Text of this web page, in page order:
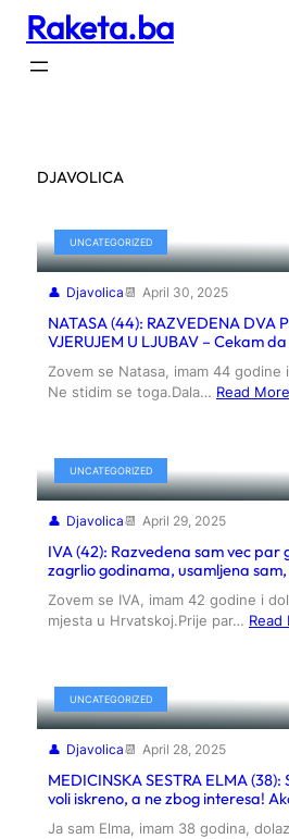
Skip
content
Raketa.ba
DJAVOLICA
UNCATEGORIZED
Djavolica April 30, 2025
NATASA (44): RAZVEDENA DVA
VJERUJEM U LJUBAV – Cekam
Zovem se Natasa, imam 44 godine
Ne stidim se toga.Dala… Read More
UNCATEGORIZED
Djavolica April 29, 2025
IVA (42): Razvedena sam vec par
zagrlio godinama, usamljena
Zovem se IVA, imam 42 godine i
mjesta u Hrvatskoj.Prije par… Read
UNCATEGORIZED
Djavolica April 28, 2025
MEDICINSKA SESTRA ELMA
voli iskreno, a ne zbog interesa!
Ja sam Elma, imam 38 godina,